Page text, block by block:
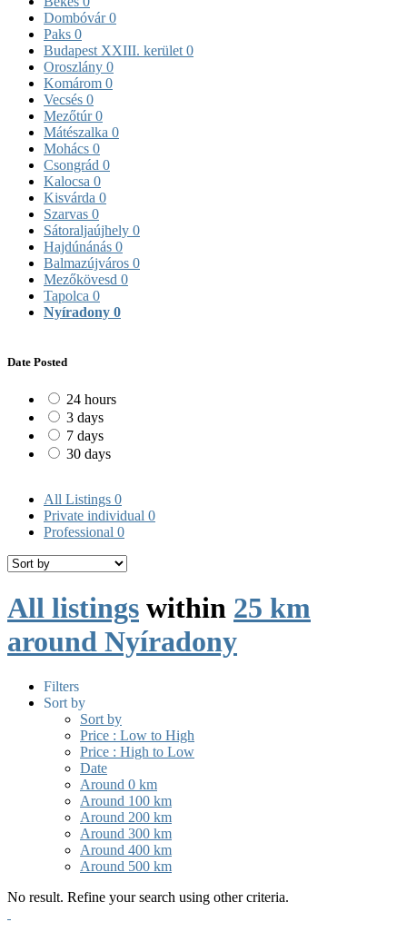
Dombóvár0
Paks 0
Budapest XXIII. kerület 0
Oroszlány 0
Komárom 0
Vecsés 0
Mezőtúr0
Mátészalka 0
Mohács 0
Csongrád 0
Kalocsa 0
Kisvárda 0
Szarvas 0
Sátoraljaújhely 0
Hajdúnánás 0
Balmazújváros 0
Mezőkövesd 0
Tapolca 0
Nyíradony 0
Date Posted
24 hours
3 days
7 days
30 days
All Listings 0
Private individual 0
Professional 0
All listings within 25 km
around Nyíradony
Filters
Sort by
Sort by
Price : Low to High
Price : High to Low
Date
Around 0 km
Around 100 km
Around 200 km
Around 300 km
Around 400 km
Around 500 km
No result. Refine your search using other criteria.